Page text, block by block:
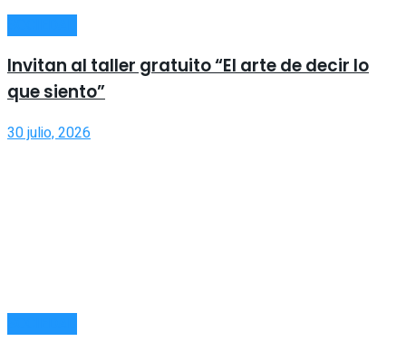
Invitan al taller gratuito “El arte de decir lo
que siento”
30 julio, 2026